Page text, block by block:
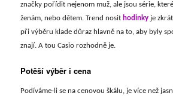
značky pořídit nejenom muž, ale jsou série,
ženám, nebo dětem. Trend nosit hodinky je
při výběru klade důraz hlavně na to, aby byly
znají. A tou Casio rozhodně je.
Potěší výběr i cena
Podíváme-li se na cenovou škálu, je více než